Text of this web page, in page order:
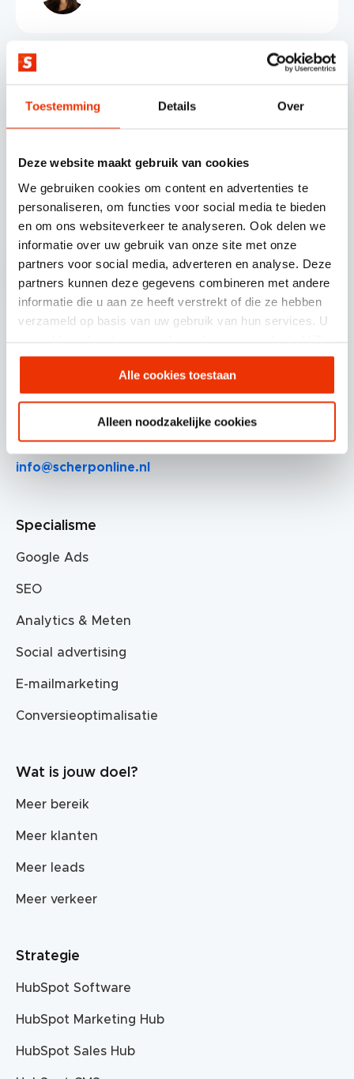
Toestemming Details Over
Deze website maakt gebruik van cookies
We gebruiken cookies om content en advertenties te
personaliseren, om functies voor social media te bieden
en om ons websiteverkeer te analyseren. Ook delen we
informatie over uw gebruik van onze site met onze
partners voor social media, adverteren en analyse. Deze
partners kunnen deze gegevens combineren met andere
informatie die u aan ze heeft verstrekt of die ze hebben
verzameld op basis van uw gebruik van hun services. U
gebruiken.
Alle cookies toestaan
Alleen noodzakelijke cookies
Volg ons op
085 30 30 720
info@scherponline.nl
Specialisme
Google Ads
SEO
Analytics & Meten
Social advertising
E-mailmarketing
Conversieoptimalisatie
Wat is jouw doel?
Meer bereik
Meer klanten
Meer leads
Meer verkeer
Strategie
HubSpot Software
HubSpot Marketing Hub
HubSpot Sales Hub